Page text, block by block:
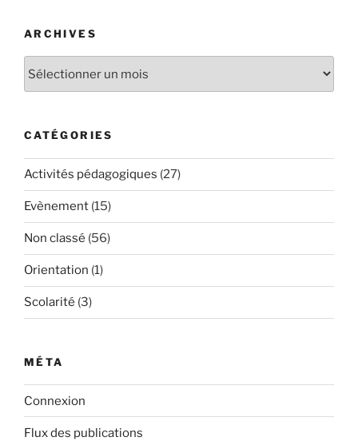
ARCHIVES
CATÉGORIES
Activités pédagogiques (27)
Evènement (15)
Non classé (56)
Orientation (1)
Scolarité (3)
MÉTA
Connexion
Flux des publications